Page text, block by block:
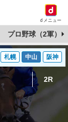
dメニュー
プロ野球（2軍）
札幌 中山 阪神
2R